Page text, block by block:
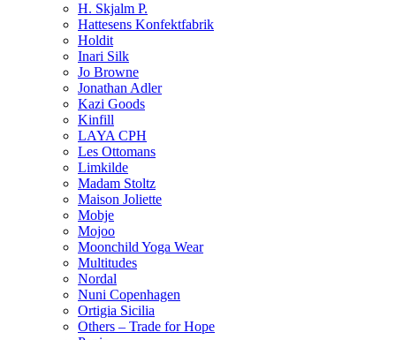
H. Skjalm P.
Hattesens Konfektfabrik
Holdit
Inari Silk
Jo Browne
Jonathan Adler
Kazi Goods
Kinfill
LAYA CPH
Les Ottomans
Limkilde
Madam Stoltz
Maison Joliette
Mobje
Mojoo
Moonchild Yoga Wear
Multitudes
Nordal
Nuni Copenhagen
Ortigia Sicilia
Others – Trade for Hope